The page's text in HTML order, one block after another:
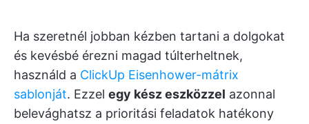
Ha szeretnél jobban kézben tartani a dolgokat
és kevésbé érezni magad túlterheltnek,
használd a ClickUp Eisenhower-mátrix
sablonját. Ezzel egy kész eszközzel azonnal
belevághatsz a prioritási feladatok hatékony